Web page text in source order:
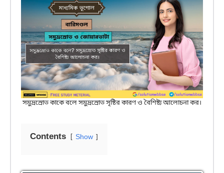
সমুদ্রস্রোত কাকে বলে সমুদ্রস্রোত সৃষ্টির কারণ ও বৈশিষ্ট্য আলোচনা কর।
Contents Show